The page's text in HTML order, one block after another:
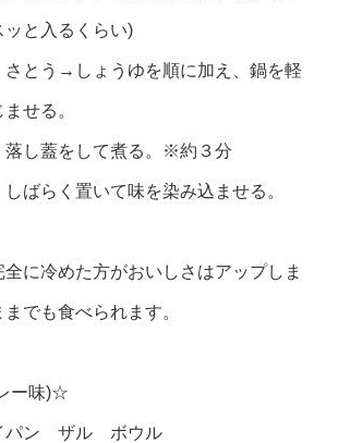
ッと入るくらい)
とう→しょうゆを順に加え、鍋を軽
せる。
し蓋をして煮る。※約３分
ばらく置いて味を染み込ませる。
に冷めた方がおいしさはアップしま
でも食べられます。
ー味)☆
パン ザル ボウル